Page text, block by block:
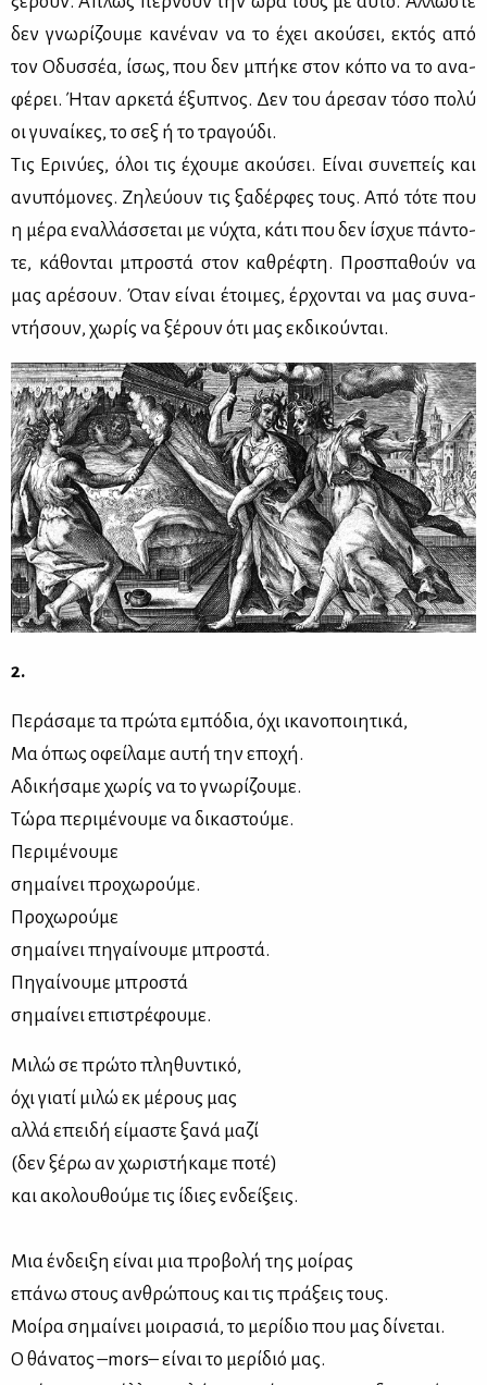
δεν γνω­ρί­ζου­με κα­νέ­ναν να το έχει ακού­σει, εκτός από
τον Οδυσ­σέα, ίσως, που δεν μπή­κε στον κό­πο να το ανα­
φέ­ρει. Ήταν αρ­κε­τά έξυ­πνος. Δεν του άρε­σαν τό­σο πο­λύ
οι γυ­ναί­κες, το σεξ ή το τρα­γού­δι.
Τις Ερι­νύ­ες, όλοι τις έχου­με ακού­σει. Εί­ναι συ­νε­πείς και
ανυ­πό­μο­νες. Ζη­λεύ­ουν τις ξα­δέρ­φες τους. Από τό­τε που
η μέ­ρα εναλ­λάσ­σε­ται με νύ­χτα, κά­τι που δεν ίσχυε πά­ντο­
τε, κά­θο­νται μπρο­στά στον κα­θρέ­φτη. Προ­σπα­θούν να
μας αρέ­σουν. Όταν εί­ναι έτοι­μες, έρ­χο­νται να μας συ­να­
ντή­σουν, χω­ρίς να ξέ­ρουν ότι μας εκ­δι­κού­νται.
2.
Περάσαμε τα πρώτα εμπόδια, όχι ικανοποιητικά,
Μα όπως οφείλαμε αυτή την εποχή.
Αδικήσαμε χωρίς να το γνωρίζουμε.
Τώρα περιμένουμε να δικαστούμε.
Περιμένουμε
σημαίνει προχωρούμε.
Προχωρούμε
σημαίνει πηγαίνουμε μπροστά.
Πηγαίνουμε μπροστά
σημαίνει επιστρέφουμε.
Μιλώ σε πρώτο πληθυντικό,
όχι γιατί μιλώ εκ μέρους μας
αλλά επειδή είμαστε ξανά μαζί
(δεν ξέρω αν χωριστήκαμε ποτέ)
και ακολουθούμε τις ίδιες ενδείξεις.
Μια ένδειξη είναι μια προβολή της μοίρας
επάνω στους ανθρώπους και τις πράξεις τους.
Μοίρα σημαίνει μοιρασιά, το μερίδιο που μας δίνεται.
Ο θάνατος –mors– είναι το μερίδιό μας.